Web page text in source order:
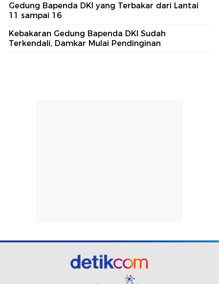
Gedung Bapenda DKI yang Terbakar dari Lantai
11 sampai 16
Kebakaran Gedung Bapenda DKI Sudah
Terkendali, Damkar Mulai Pendinginan